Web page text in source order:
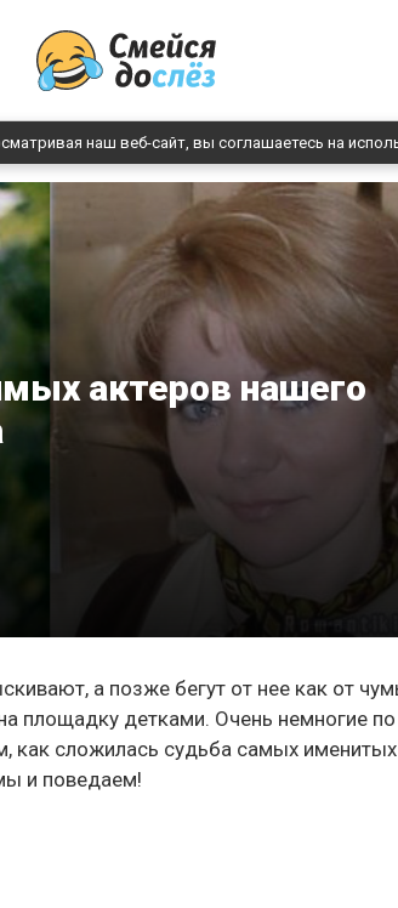
наш веб-сайт, вы соглашаетесь на
актеров нашего
а позже бегут от нее как от
площадку детками. Очень немногие по
как сложилась судьба самых именитых
и поведаем!